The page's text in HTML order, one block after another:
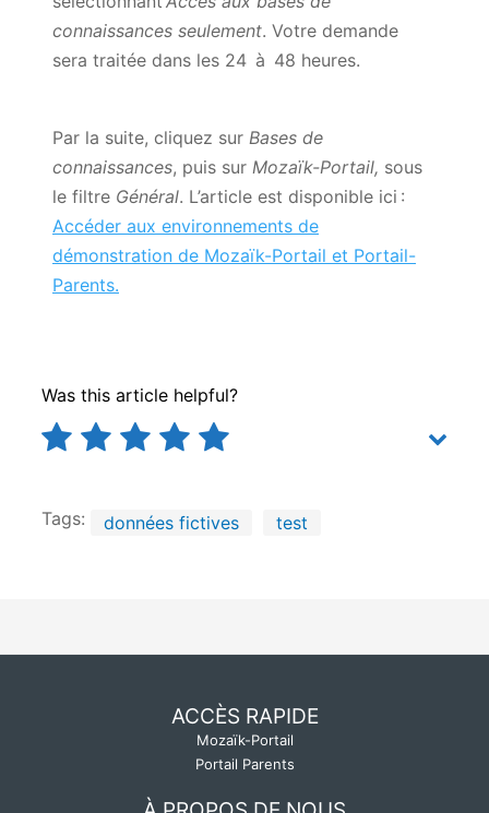
connaissances seulement. Votre demande
sera traitée dans les 24 à 48 heures.
Par la suite, cliquez sur Bases de
connaissances, puis sur Mozaïk-Portail, sous
le filtre Général. L’article est disponible ici :
Accéder aux environnements de
démonstration de Mozaïk-Portail et Portail-
Parents.
Was this article helpful?
Tags: données fictives test
ACCÈS RAPIDE
Mozaïk-Portail
Portail Parents